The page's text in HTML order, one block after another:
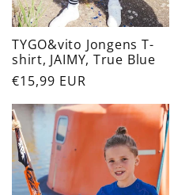
TYGO&vito Jongens T-
shirt, JAIMY, True Blue
Normaler
Preis
€15,99 EUR